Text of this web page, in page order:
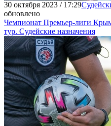
30 октября 2023 / 17:29
обновлено
Чемпионат Премьер-лиги
тур. Судейские назначения